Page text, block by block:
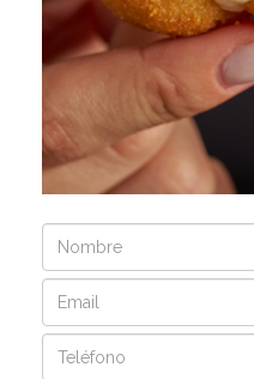
Nombre
Email
Teléfono